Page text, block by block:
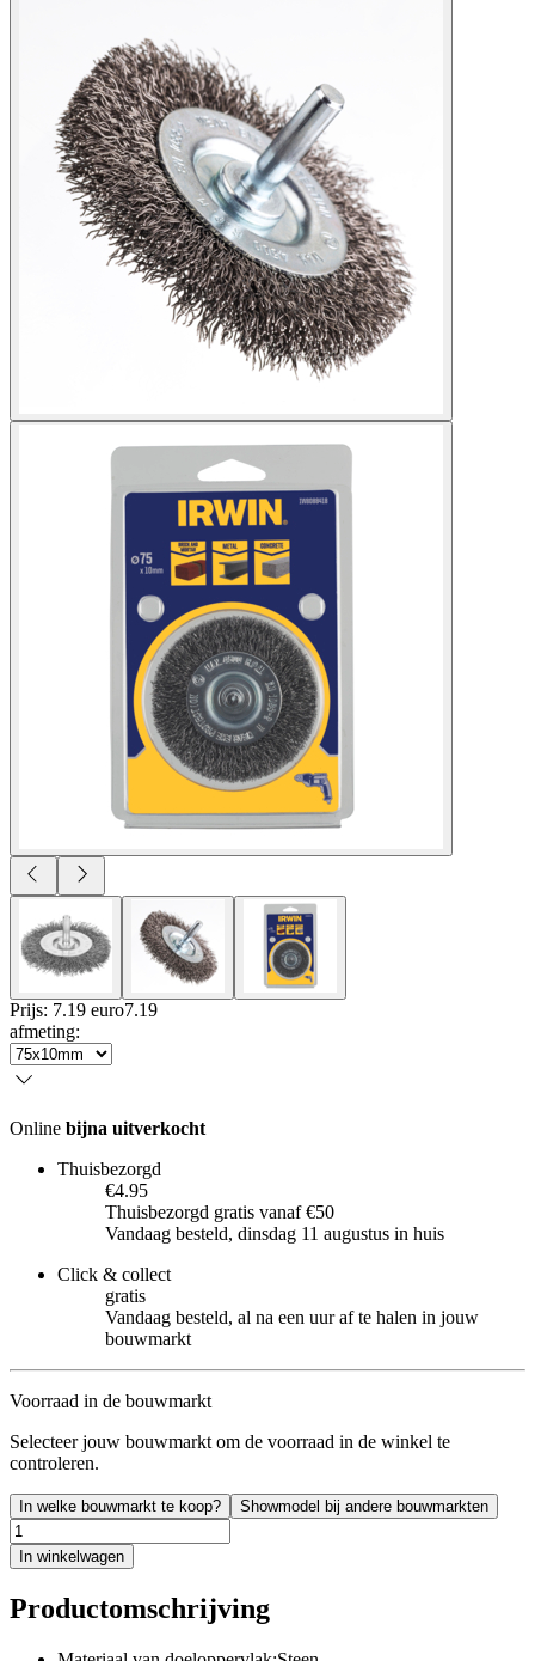
Prijs: 7.19 euro7.19
afmeting:
Online bijna uitverkocht
Thuisbezorgd
€4.95
Thuisbezorgd gratis vanaf €50
Vandaag besteld, dinsdag 11 augustus in huis
Click & collect
gratis
Vandaag besteld, al na een uur af te halen in jouw
bouwmarkt
Voorraad in de bouwmarkt
Selecteer jouw bouwmarkt om de voorraad in de winkel te
controleren.
In welke bouwmarkt te koop? Showmodel bij andere bouwmarkten
In winkelwagen
Productomschrijving